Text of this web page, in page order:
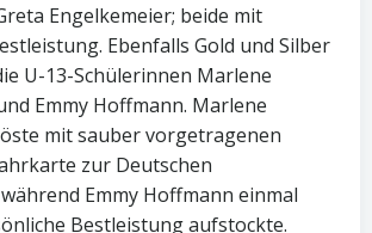
Engelkemeier; beide mit
Ebenfalls Gold und Silber
U-13-Schülerinnen Marlene
Emmy Hoffmann. Marlene
mit sauber vorgetragenen
zur Deutschen
Emmy Hoffmann einmal
Bestleistung aufstockte.